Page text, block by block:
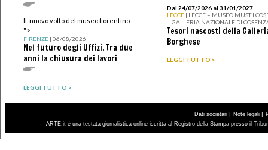
Il nuovo volto del museo fiorentino
">
FIRENZE| 06/08/2026
Nel futuro degli Uffizi. Tra due
anni la chiusura dei lavori
LEGGI TUTTO >
Dal 24/07/2026 al 31/01/2027
LECCE | LECCE – MUSEO MUST I
– GALLERIA NAZIONALE DI
Tesori nascosti della
Borghese
LEGGI TUTTO >
Dati societari | Note legali |
ARTE.it è una testata giornalistica online iscritta al Registro della Stampa presso il